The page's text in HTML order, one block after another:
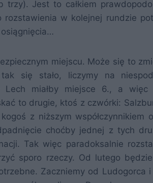
Jest to całkiem
w kolejnej rundzie
miejscu. Może się to
się stało, liczymy na
miałby miejsce 6., a więc
to drugie, ktoś z czwórki:
z niższym współczynnikiem
choćby jednej z tych
Tak więc paradoksalnie
sporo rzeczy. Od lutego
Zaczniemy od Ludogorca